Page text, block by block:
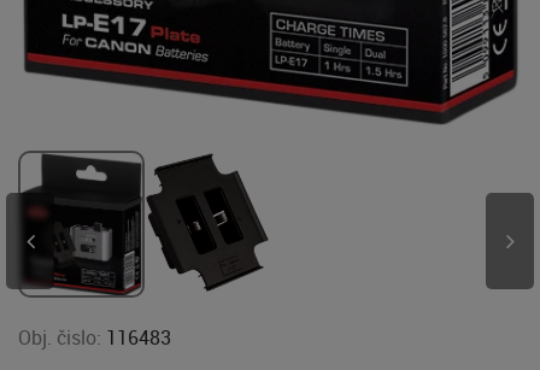
Obj. čislo: 116483